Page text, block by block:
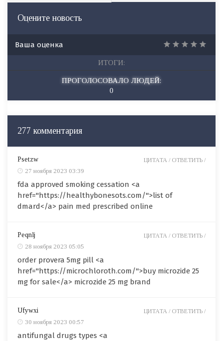
Оцените новость
Ваша оценка
ИТОГИ:
ПРОГОЛОСОВАЛО ЛЮДЕЙ:
0
277 комментария
Psetzw
27 ноября 2023 03:39
fda approved smoking cessation <a
href="https://healthybonesots.com/">list of
dmard</a> pain med prescribed online
ЦИТАТА / ОТВЕТИТЬ /
Peqnlj
28 ноября 2023 05:05
order provera 5mg pill <a
href="https://microchloroth.com/">buy microzide 25
mg for sale</a> microzide 25 mg brand
ЦИТАТА / ОТВЕТИТЬ /
Ufywxi
30 ноября 2023 00:57
antifungal drugs types <a
ЦИТАТА / ОТВЕТИТЬ /